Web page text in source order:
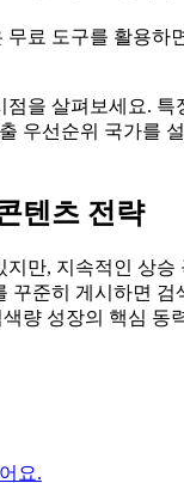
무료 도구를 활용
을 살펴보세요.
우선순위 국가를
텐츠 전략
만, 지속적인 상
꾸준히 게시하면
량 성장의 핵심 동
요.